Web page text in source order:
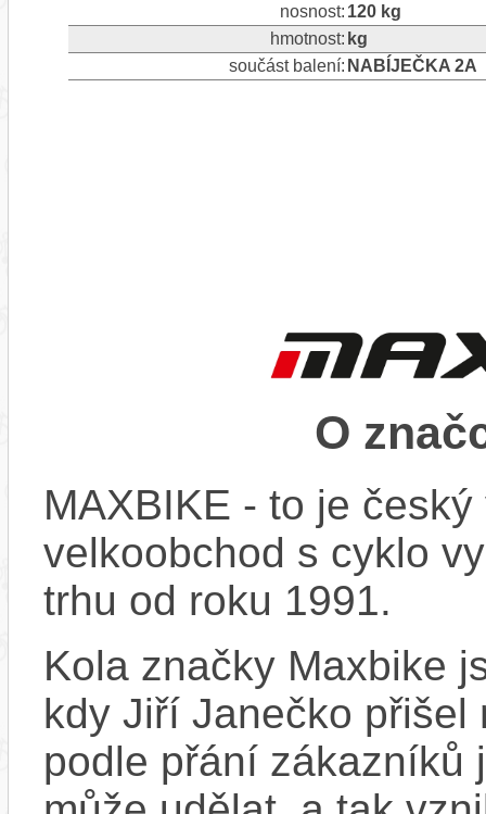
nosnost: 120 kg
hmotnost: kg
součást balení: NABÍJEČKA 2A
O
MAXBIKE - to je
velkoobchod s cyklo
trhu od roku 1991.
Kola značky Maxbike
kdy Jiří Janečko přišel
podle přání zákazníků